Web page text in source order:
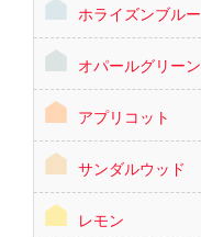
ホライズンブルー
オパールグリーン
アプリコット
サンダルウッド
レモン